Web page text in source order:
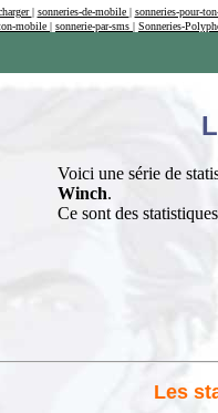
| sonneries-de-mobile | sonneries-pour-
mobile | sonnerie-par-sms | Sonneries-
Voici une série de
Winch.
Ce sont des
Les